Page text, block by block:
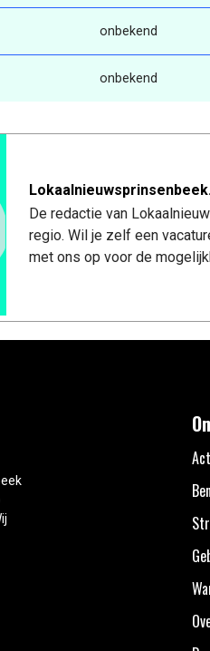
onbekend
onbekend
De redactie van
regio. Wil je zelf een
met ons op voor de